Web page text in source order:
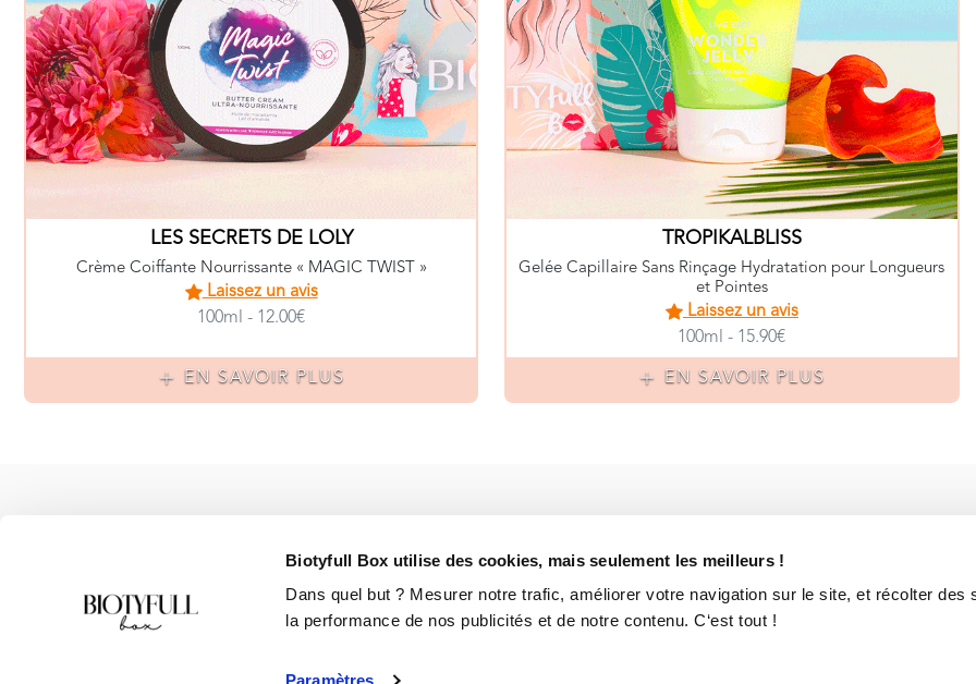
Biotyfull Box utilise des cookies, mais seulement les meilleurs !
Dans quel but ? Mesurer notre trafic, améliorer votre navigation sur le site, et récolter des
la performance de nos publicités et de notre contenu. C‘est tout !
LES SECRETS DE LOLY
Crème Coiffante Nourrissante « MAGIC TWIST »
Laissez un avis
100ml - 12.00€
EN SAVOIR PLUS
TROPIKALBLISS
Gelée Capillaire Sans Rinçage Hydratation pour Longueurs
et Pointes
Laissez un avis
100ml - 15.90€
EN SAVOIR PLUS
S'abonner à la Box
Notre Charte Qualité
Nos Marques Bio
Blog Beauté Bio
On sera